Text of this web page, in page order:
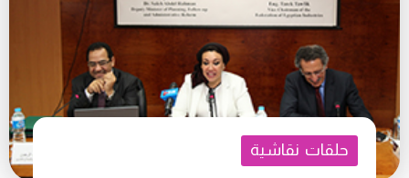
حلقات نقاشية